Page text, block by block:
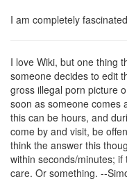
I am completely
I love Wiki, but one thing
someone decides to edit
gross illegal porn picture
soon as someone comes
this can be hours, and
come by and visit, be
think the answer this
within seconds/minutes;
care. Or something. --